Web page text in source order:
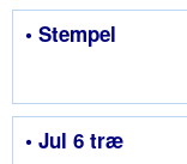
• Stempel
• Jul 6 træ